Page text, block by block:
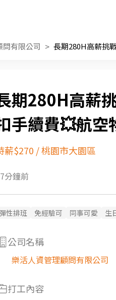
問有限公司
期280H高薪
手續費💥航空
薪$270 /桃園市大園區
分鐘前
彈性排班 免經驗可 同事可愛 生
公司名稱
樂活人資管理顧問有限公司
打工內容